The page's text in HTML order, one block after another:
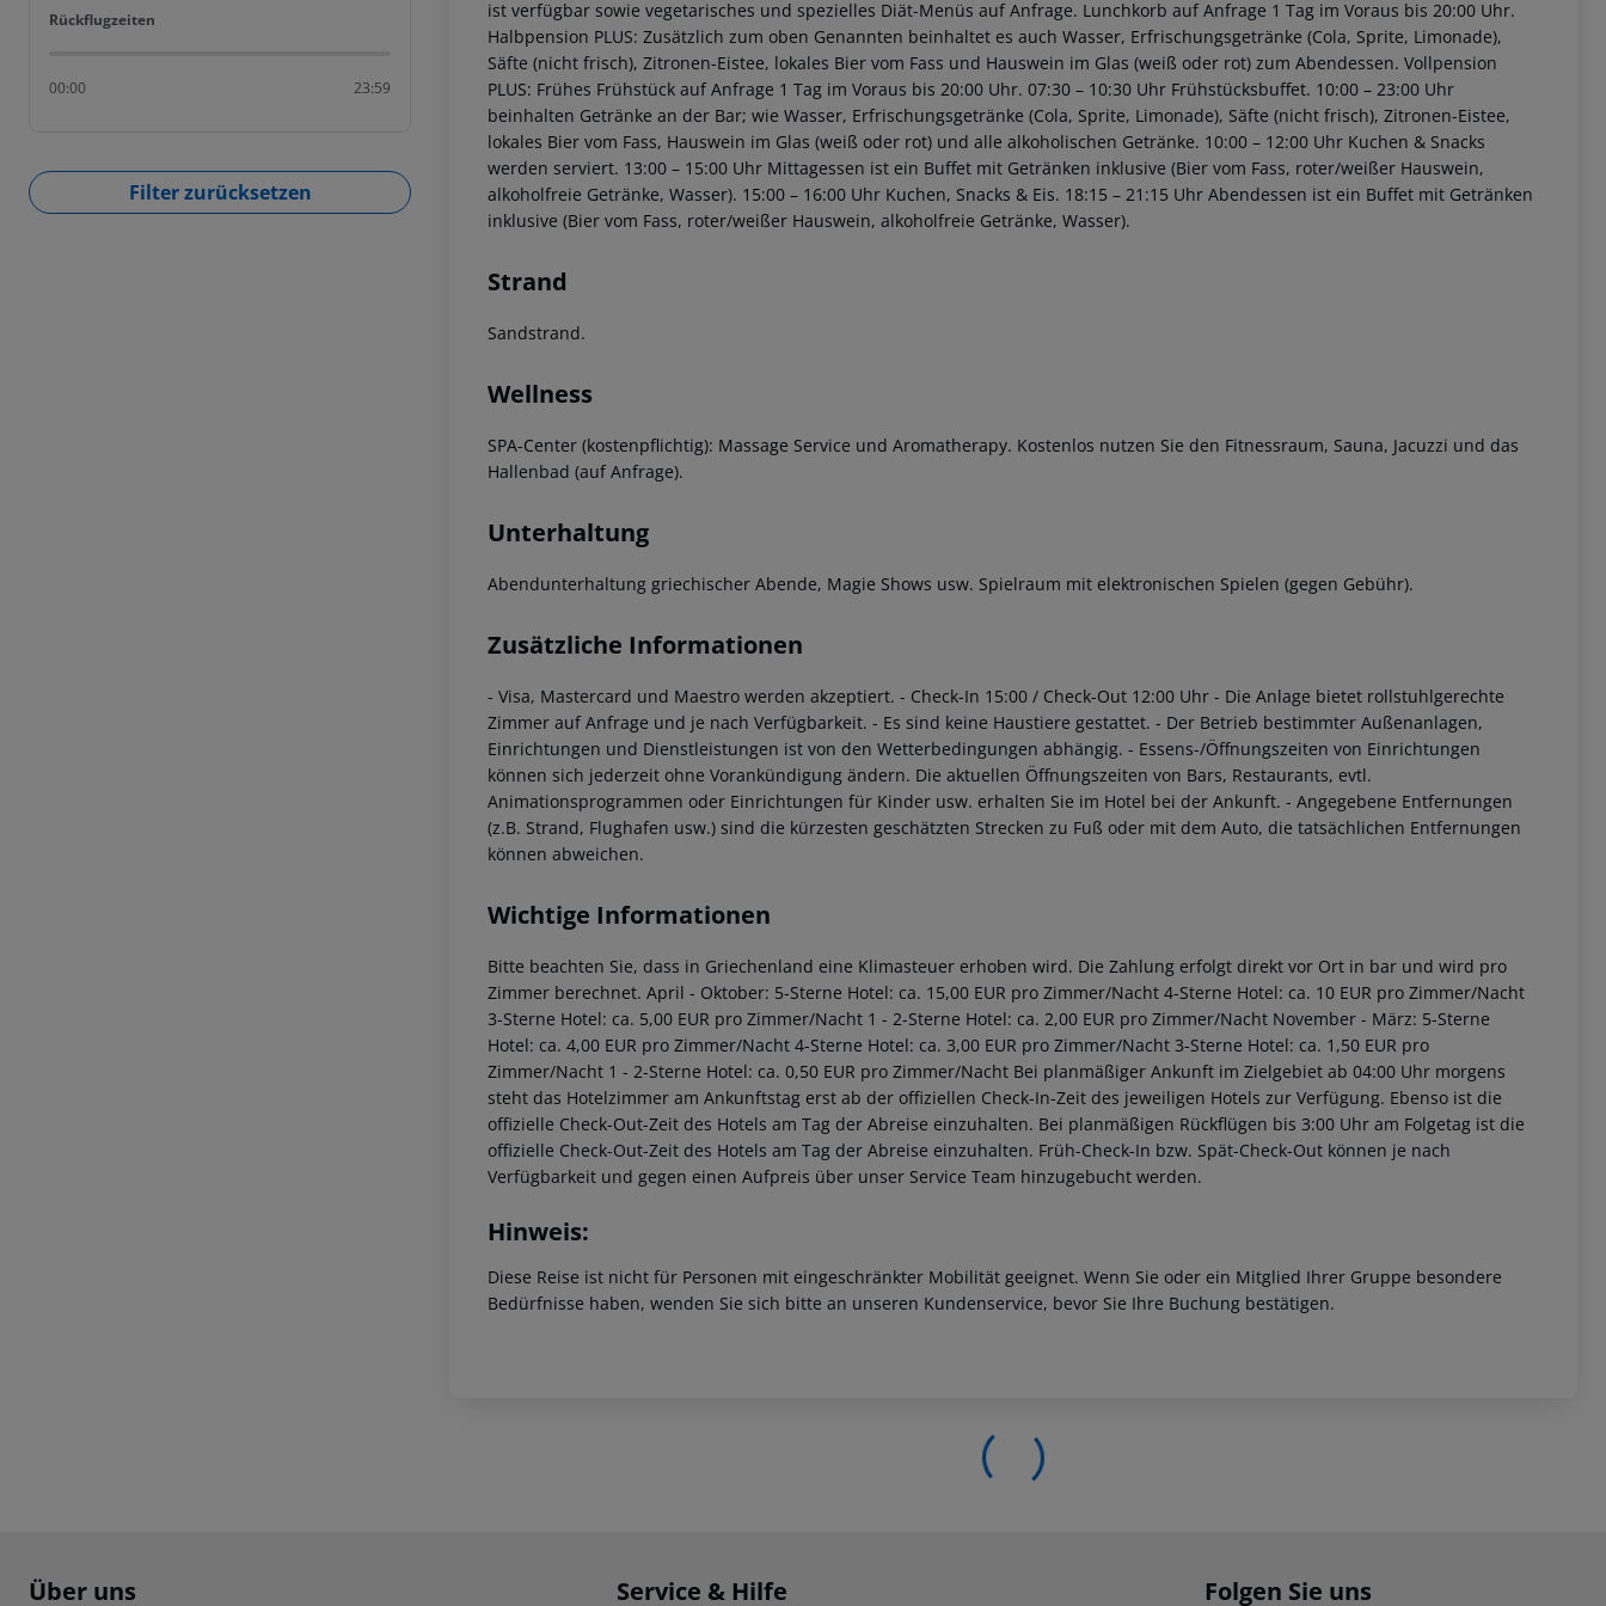
Rückflugzeiten
Rückflugzeiten
00:00 23:59
Filter zurücksetzen
ist verfügbar sowie vegetarisches und spezielles Diät-Menüs auf Anfrage. Lunchkorb auf Anfrage 1 Tag im Voraus bis 20:00 Uhr.
Halbpension PLUS: Zusätzlich zum oben Genannten beinhaltet es auch Wasser, Erfrischungsgetränke (Cola, Sprite, Limonade),
Säfte (nicht frisch), Zitronen-Eistee, lokales Bier vom Fass und Hauswein im Glas (weiß oder rot) zum Abendessen. Vollpension
PLUS: Frühes Frühstück auf Anfrage 1 Tag im Voraus bis 20:00 Uhr. 07:30 – 10:30 Uhr Frühstücksbuffet. 10:00 – 23:00 Uhr
beinhalten Getränke an der Bar; wie Wasser, Erfrischungsgetränke (Cola, Sprite, Limonade), Säfte (nicht frisch), Zitronen-Eistee,
lokales Bier vom Fass, Hauswein im Glas (weiß oder rot) und alle alkoholischen Getränke. 10:00 – 12:00 Uhr Kuchen & Snacks
werden serviert. 13:00 – 15:00 Uhr Mittagessen ist ein Buffet mit Getränken inklusive (Bier vom Fass, roter/weißer Hauswein,
alkoholfreie Getränke, Wasser). 15:00 – 16:00 Uhr Kuchen, Snacks & Eis. 18:15 – 21:15 Uhr Abendessen ist ein Buffet mit Getränken
inklusive (Bier vom Fass, roter/weißer Hauswein, alkoholfreie Getränke, Wasser).
Strand
Sandstrand.
Wellness
SPA-Center (kostenpflichtig): Massage Service und Aromatherapy. Kostenlos nutzen Sie den Fitnessraum, Sauna, Jacuzzi und das
Hallenbad (auf Anfrage).
Unterhaltung
Abendunterhaltung griechischer Abende, Magie Shows usw. Spielraum mit elektronischen Spielen (gegen Gebühr).
Zusätzliche Informationen
- Visa, Mastercard und Maestro werden akzeptiert. - Check-In 15:00 / Check-Out 12:00 Uhr - Die Anlage bietet rollstuhlgerechte
Zimmer auf Anfrage und je nach Verfügbarkeit. - Es sind keine Haustiere gestattet. - Der Betrieb bestimmter Außenanlagen,
Einrichtungen und Dienstleistungen ist von den Wetterbedingungen abhängig. - Essens-/Öffnungszeiten von Einrichtungen
können sich jederzeit ohne Vorankündigung ändern. Die aktuellen Öffnungszeiten von Bars, Restaurants, evtl.
Animationsprogrammen oder Einrichtungen für Kinder usw. erhalten Sie im Hotel bei der Ankunft. - Angegebene Entfernungen
(z.B. Strand, Flughafen usw.) sind die kürzesten geschätzten Strecken zu Fuß oder mit dem Auto, die tatsächlichen Entfernungen
können abweichen.
Wichtige Informationen
Bitte beachten Sie, dass in Griechenland eine Klimasteuer erhoben wird. Die Zahlung erfolgt direkt vor Ort in bar und wird pro
Zimmer berechnet. April - Oktober: 5-Sterne Hotel: ca. 15,00 EUR pro Zimmer/Nacht 4-Sterne Hotel: ca. 10 EUR pro Zimmer/Nacht
3-Sterne Hotel: ca. 5,00 EUR pro Zimmer/Nacht 1 - 2-Sterne Hotel: ca. 2,00 EUR pro Zimmer/Nacht November - März: 5-Sterne
Hotel: ca. 4,00 EUR pro Zimmer/Nacht 4-Sterne Hotel: ca. 3,00 EUR pro Zimmer/Nacht 3-Sterne Hotel: ca. 1,50 EUR pro
Zimmer/Nacht 1 - 2-Sterne Hotel: ca. 0,50 EUR pro Zimmer/Nacht Bei planmäßiger Ankunft im Zielgebiet ab 04:00 Uhr morgens
steht das Hotelzimmer am Ankunftstag erst ab der offiziellen Check-In-Zeit des jeweiligen Hotels zur Verfügung. Ebenso ist die
offizielle Check-Out-Zeit des Hotels am Tag der Abreise einzuhalten. Bei planmäßigen Rückflügen bis 3:00 Uhr am Folgetag ist die
offizielle Check-Out-Zeit des Hotels am Tag der Abreise einzuhalten. Früh-Check-In bzw. Spät-Check-Out können je nach
Verfügbarkeit und gegen einen Aufpreis über unser Service Team hinzugebucht werden.
Hinweis:
Diese Reise ist nicht für Personen mit eingeschränkter Mobilität geeignet. Wenn Sie oder ein Mitglied Ihrer Gruppe besondere
Bedürfnisse haben, wenden Sie sich bitte an unseren Kundenservice, bevor Sie Ihre Buchung bestätigen.
Footer navigation
Über uns Service & Hilfe Folgen Sie uns